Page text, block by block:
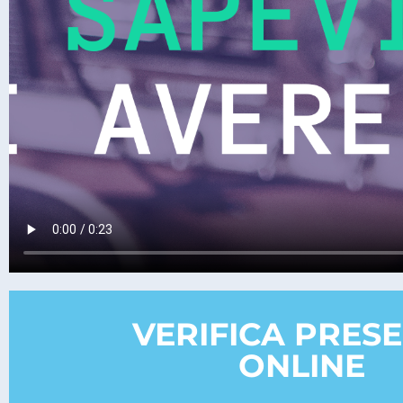
VERIFICA
ONLINE